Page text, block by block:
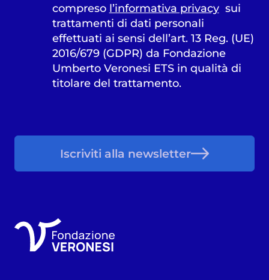
compreso l’informativa privacysui
trattamenti di dati personali
effettuati ai sensi dell’art. 13 Reg. (UE)
2016/679 (GDPR) da Fondazione
Umberto Veronesi ETS in qualità di
titolare del trattamento.
Iscriviti alla newsletter